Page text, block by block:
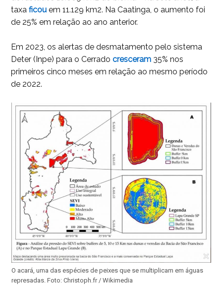
taxaficou em 11.129 km2. Na Caatinga, o aumento foi
de 25% em relação ao ano anterior.
Em 2023, os alertas de desmatamento pelo sistema
Deter (Inpe) para o Cerradocresceram 35% nos
primeiros cinco meses em relação ao mesmo período
de 2022.
O acará, uma das espécies de peixes que se multiplicam em águas
represadas. Foto: Christoph.fr / Wikimedia